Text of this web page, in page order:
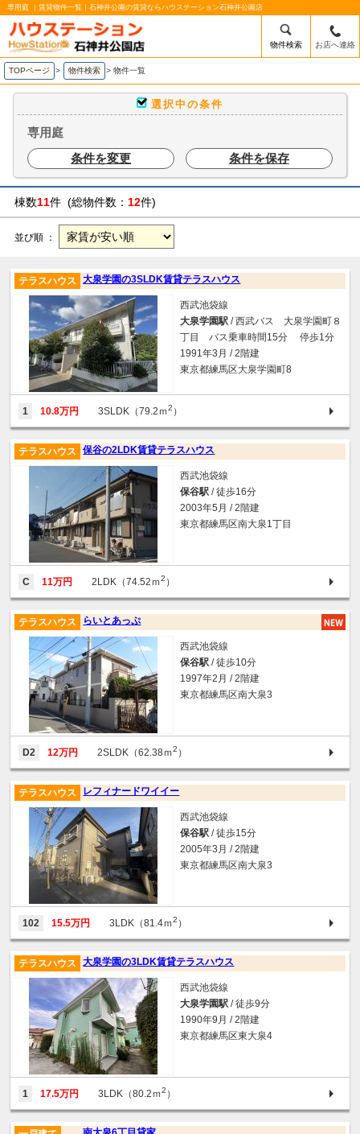
専用庭 ｜賃貸物件一覧｜石神井公園の賃貸ならハウステーション石神井公園店
物件検索 お店へ連絡
TOPページ > 物件検索 > 物件一覧
選択中の条件
専用庭
条件を変更
条件を保存
棟数11件 (総物件数： 12件)
並び順 ：
大泉学園の3SLDK賃貸テラスハウス
テラスハウス
西武池袋線
大泉学園駅 / 西武バス 大泉学園町８
丁目 バス乗車時間15分 停歩1分
1991年3月 / 2階建
東京都練馬区大泉学園町8
1 10.8万円 3SLDK（79.2ｍ2 ）
保谷の2LDK賃貸テラスハウス
テラスハウス
西武池袋線
保谷駅 / 徒歩16分
2003年5月 / 2階建
東京都練馬区南大泉1丁目
C 11万円 2LDK（74.52ｍ2 ）
らいとあっぷ
テラスハウス
西武池袋線
保谷駅 / 徒歩10分
1997年2月 / 2階建
東京都練馬区南大泉3
D2 12万円 2SLDK（62.38ｍ2 ）
レフィナードワイイー
テラスハウス
西武池袋線
保谷駅 / 徒歩15分
2005年3月 / 2階建
東京都練馬区南大泉3
102 15.5万円 3LDK（81.4ｍ2 ）
大泉学園の3LDK賃貸テラスハウス
テラスハウス
西武池袋線
大泉学園駅 / 徒歩9分
1990年9月 / 2階建
東京都練馬区東大泉4
1 17.5万円 3LDK（80.2ｍ2 ）